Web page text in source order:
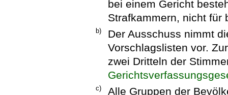
bei einem Gericht
Strafkammern, nicht für
b)
Der Ausschuss nimmt
Vorschlagslisten vor.
zwei Dritteln der
c)
Alle Gruppen der